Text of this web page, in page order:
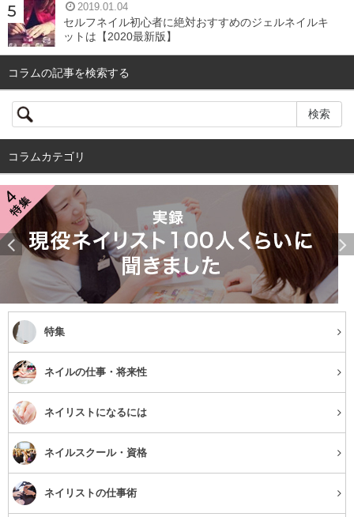
2019.01.04
セルフネイル初心者に絶対おすすめのジェルネイルキ
ットは【2020最新版】
コラムの記事を検索する
コラムカテゴリ
特集
ネイルの仕事・将来性
ネイリストになるには
ネイルスクール・資格
ネイリストの仕事術